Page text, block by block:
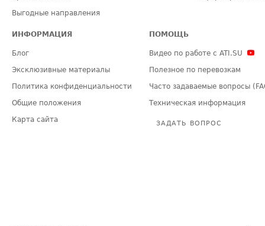
Выгодные направления
ИНФОРМАЦИЯ
Блог
Эксклюзивные материалы
Политика конфиденциальности
Общие положения
Карта сайта
ПОМОЩЬ
Видео по работе с ATI.SU
Полезное по перевозкам
Часто задаваемые вопросы
Техническая информация
ЗАДАТЬ ВОПРОС